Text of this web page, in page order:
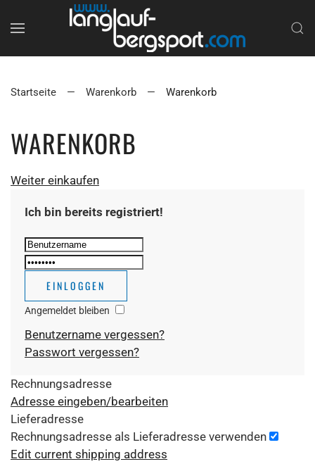
Startseite Warenkorb Warenkorb
WARENKORB
Weiter einkaufen
Ich bin bereits registriert!
Angemeldet bleiben
Benutzername vergessen?
Passwort vergessen?
Rechnungsadresse
Adresse eingeben/bearbeiten
Lieferadresse
Rechnungsadresse als Lieferadresse verwenden
Edit current shipping address